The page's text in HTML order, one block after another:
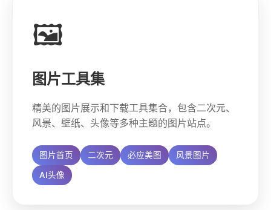
🖼️
图片工具集
精美的图片展示和下载工具集合，包含二次元、
风景、壁纸、头像等多种主题的图片站点。
图片首页 二次元 必应美图 风景图片
AI头像